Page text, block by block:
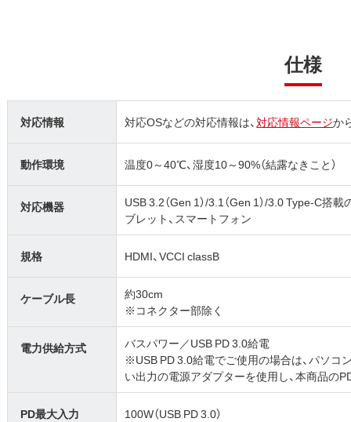
仕様
対応情報 対応OSなどの対応情報は、対応情報ページか
動作環境 温度0～40℃、湿度10～90%（結露なきこと）
対応機器
USB 3.2（Gen 1）/3.1（Gen 1）/3.0 Type-C搭
ブレット、スマートフォン
規格 HDMI、VCCI classB
ケーブル長
約30cm
※コネクター部除く
電力供給方式
バスパワー／USB PD 3.0給電
※USB PD 3.0給電でご使用の場合は、パソ
い出力の電源アダプターを使用し、本商品の
PD最大入力 100W（USB PD 3.0）